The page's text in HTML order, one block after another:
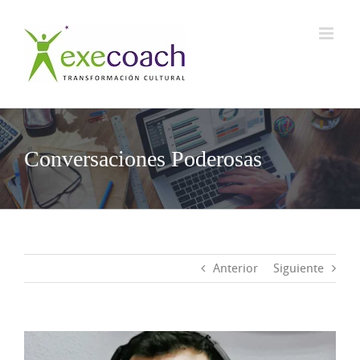
contenido
Conversaciones Poderosas
Anterior Siguiente